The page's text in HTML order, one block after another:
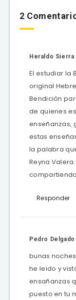
2
Heraldo Sierra
El estudiar la
original
Bendiciòn
de quienes
enseñanzas,
estas
la palabra
Reyna
Responder
Pedro Delgado
bunas
he leido y
ensañanzas
puesto en tu